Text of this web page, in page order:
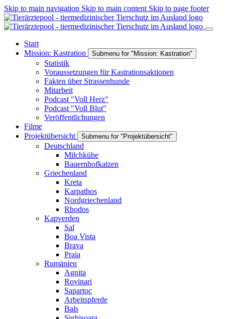
Skip to main navigation Skip to main content Skip to page footer
Start
Mission: Kastration
Submenu for "Mission: Kastration"
Statistik
Voraussetzungen für Kastrationsaktionen
Fakten über Strassenhunde
Mitarbeit
Podcast "Voll Herz"
Podcast "Voll Blut"
Veröffentlichungen
Filme
Projektübersicht
Submenu for "Projektübersicht"
Deutschland
Milchkühe
Bauernhofkatzen
Griechenland
Kreta
Karpathos
Nordgriechenland
Rhodos
Kapverden
Sal
Boa Vista
Brava
Praia
Rumänien
Agnita
Rovinari
Sapartoc
Arbeitspferde
Bals